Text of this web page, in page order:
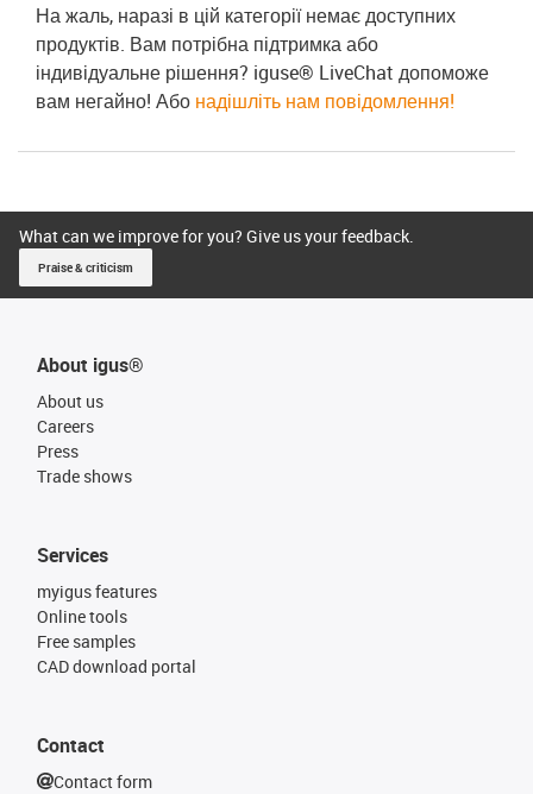
На жаль, наразі в цій категорії немає доступних
продуктів. Вам потрібна підтримка або
індивідуальне рішення? iguse® LiveChat допоможе
вам негайно! Або надішліть нам повідомлення!
What can we improve for you? Give us your feedback.
Praise & criticism
About igus®
About us
Careers
Press
Trade shows
Services
myigus features
Online tools
Free samples
CAD download portal
Contact
Contact form